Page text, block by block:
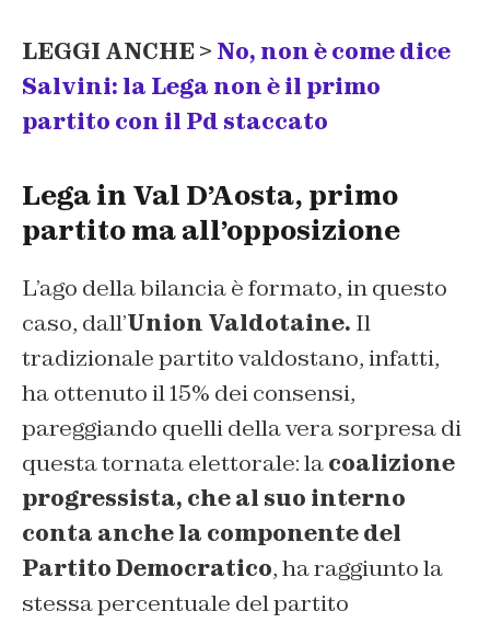
LEGGI ANCHE > No, non è come dice
Salvini: la Lega non è il primo
partito con il Pd staccato
Lega in Val D’Aosta, primo
partito ma all’opposizione
L’ago della bilancia è formato, in questo
caso, dall’Union Valdotaine. Il
tradizionale partito valdostano, infatti,
ha ottenuto il 15% dei consensi,
pareggiando quelli della vera sorpresa di
questa tornata elettorale: lacoalizione
progressista, che al suo interno
conta anche la componente del
Partito Democratico, ha raggiunto la
stessa percentuale del partito